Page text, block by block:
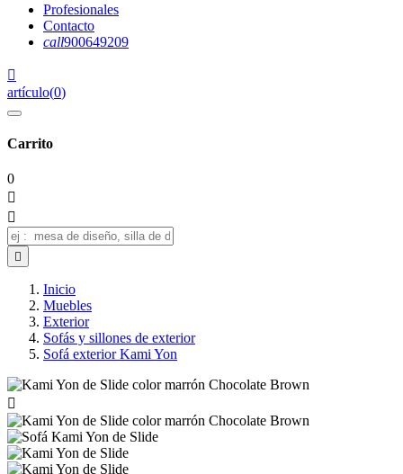
Profesionales
Contacto
call900649209

artículo(0)
Carrito
0



Inicio
Muebles
Exterior
Sofás y sillones de exterior
Sofá exterior Kami Yon
